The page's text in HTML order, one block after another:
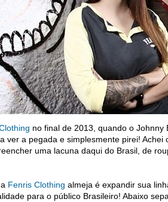
no final de 2013, quando o Johnny
ver a pegada e simplesmente pirei! Achei
uma lacuna daqui do Brasil, de
Fenris Clothing almeja é expandir sua
para o público Brasileiro! Abaixo